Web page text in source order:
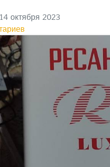
октября 2023